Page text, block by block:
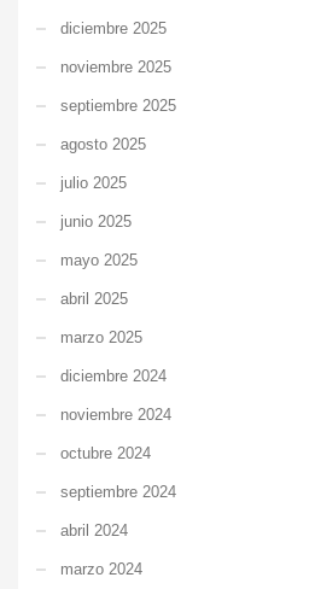
diciembre 2025
noviembre 2025
septiembre 2025
agosto 2025
julio 2025
junio 2025
mayo 2025
abril 2025
marzo 2025
diciembre 2024
noviembre 2024
octubre 2024
septiembre 2024
abril 2024
marzo 2024